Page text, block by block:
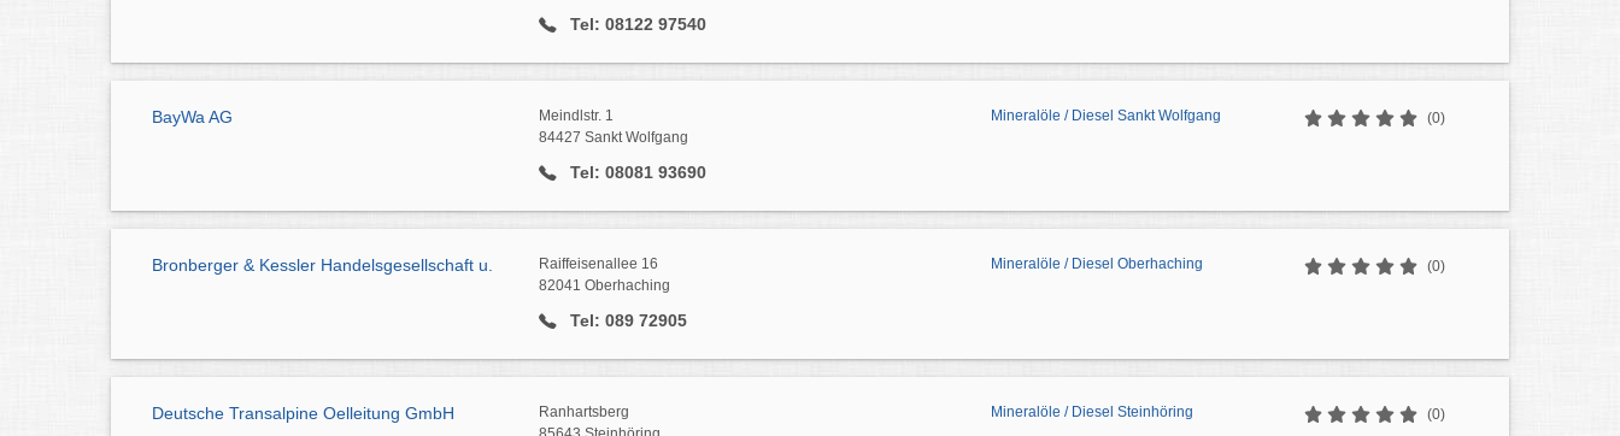
Tel: 08122 97540
BayWa AG
Meindlstr. 1
84427 Sankt Wolfgang
Tel: 08081 93690
Mineralöle / Diesel Sankt Wolfgang (0)
Bronberger & Kessler Handelsgesellschaft u.
Raiffeisenallee 16
82041 Oberhaching
Tel: 089 72905
Mineralöle / Diesel Oberhaching (0)
Deutsche Transalpine Oelleitung GmbH
Ranhartsberg
Mineralöle / Diesel Steinhöring (0)